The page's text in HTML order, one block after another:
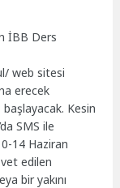
İBB Ders
web sitesi
erecek
Kesin
SMS ile
14 Haziran
edilen
bir yakını